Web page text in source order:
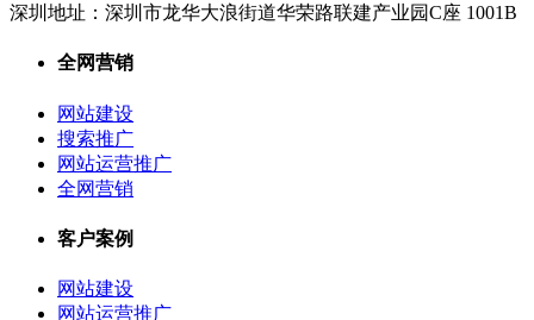
深圳地址： 深圳市龙华大浪街道华荣路联建产业园C座 1001B
全网营销
网站建设
搜索推广
网站运营推广
全网营销
客户案例
网站建设
网站运营推广